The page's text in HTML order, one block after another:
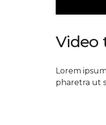
Video
Lorem
pharetra ut